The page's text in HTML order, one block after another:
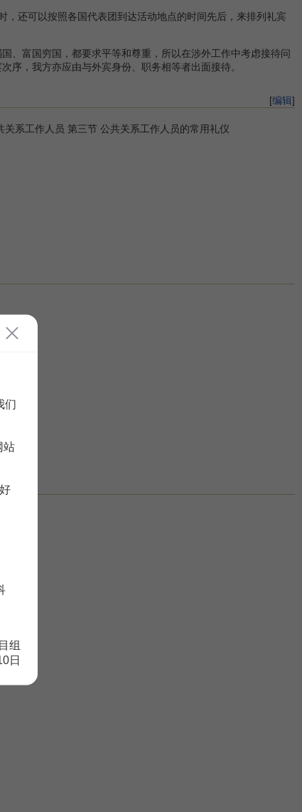
还可以按照各国代表团到达活动地点的时间先后，来排列礼宾
、富国穷国，都要求平等和尊重，所以在涉外工作中考虑接待问
序，我方亦应由与外宾身份、职务相等者出面接待。
[编辑]
系工作人员 第三节 公共关系工作人员的常用礼仪
们
站
组
日